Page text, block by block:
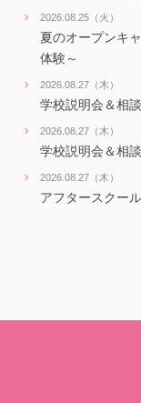
2026.08.25（火）
夏のオープンキ
体験～
2026.08.27（木）
学校説明会＆相
2026.08.27（木）
学校説明会＆相
2026.08.27（木）
アフタースクー